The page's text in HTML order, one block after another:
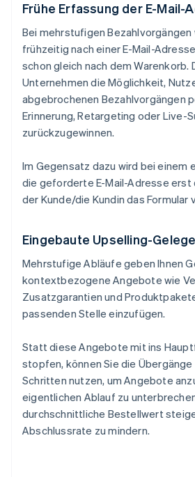
Frühe Erfassung der E-Mail-
Bei mehrstufigen
frühzeitig nach einer E-Mail-
schon gleich nach dem Warenkorb.
Unternehmen die Möglichkeit,
abgebrochenen Bezahlvorgängen
Erinnerung, Retargeting oder Live-
zurückzugewinnen.
Im Gegensatz dazu wird bei einem
die geforderte E-Mail-Adresse erst
der Kunde/die Kundin das Formular
Eingebaute Upselling-
Mehrstufige Abläufe geben Ihnen
kontextbezogene Angebote wie
Zusatzgarantien und
passenden Stelle einzufügen.
Statt diese Angebote mit ins
stopfen, können Sie die
Schritten nutzen, um Angebote
eigentlichen Ablauf zu
durchschnittliche Bestellwert
Abschlussrate zu mindern.